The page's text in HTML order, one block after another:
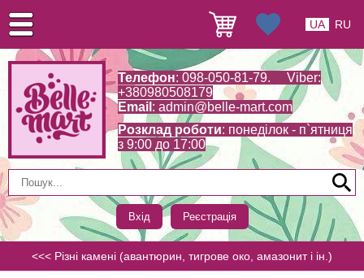
Телефон: 098-050-81-79. Viber:
+380980508179
Email : admin@belle-mart.com
Розклад роботи: понеділок - п`ятниця
з 9:00 до 17:00
Вхід Реєстрація
UA RU
<<< Різні камені (авантюрин, тигрове око, амазонит і ін.)